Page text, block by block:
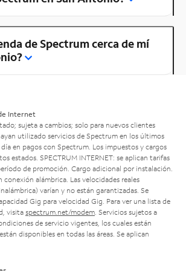
de Spectrum cerca de mí
Internet
sujeta a cambios; solo para nuevos clientes
utilizado servicios de Spectrum en los últimos
en pagos con Spectrum. Los impuestos y cargos
estados. SPECTRUM INTERNET: se aplican tarifas
de promoción. Cargo adicional por instalación.
conexión alámbrica. Las velocidades reales
varían y no están garantizadas. Se
Gig para velocidad Gig. Para ver una lista de
visita spectrum.net/modem . Servicios sujetos a
de servicio vigentes, los cuales están
disponibles en todas las áreas. Se aplican